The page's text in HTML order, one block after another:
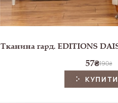
Тканина гард. EDITIONS
57₴190₴
КУПИТИ